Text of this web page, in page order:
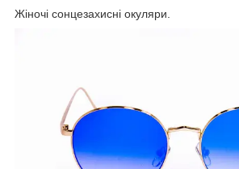
Жіночі сонцезахисні окуляри.